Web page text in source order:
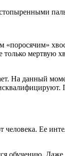
только мертвую
На данный
Ее
обучению.